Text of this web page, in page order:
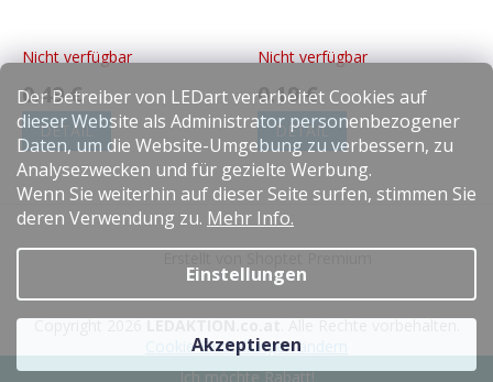
Der Betreiber von LEDart verarbeitet Cookies auf
dieser Website als Administrator personenbezogener
Daten, um die Website-Umgebung zu verbessern, zu
Analysezwecken und für gezielte Werbung.
Wenn Sie weiterhin auf dieser Seite surfen, stimmen Sie
deren Verwendung zu. Mehr Info.
Einstellungen
Akzeptieren
Nicht verfügbar
0.49 €
DETAIL
Nicht verfügbar
0.19 €
DETAIL
l
Copyright 2026LEDAKTION.co.at. Alle Rechte vorbehalten.
Cookie-Einstellungen ändern
Ich möchte Rabatt!